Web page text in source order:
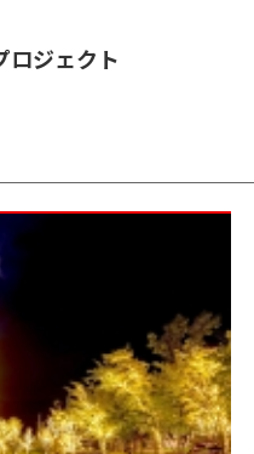
ロジェクト